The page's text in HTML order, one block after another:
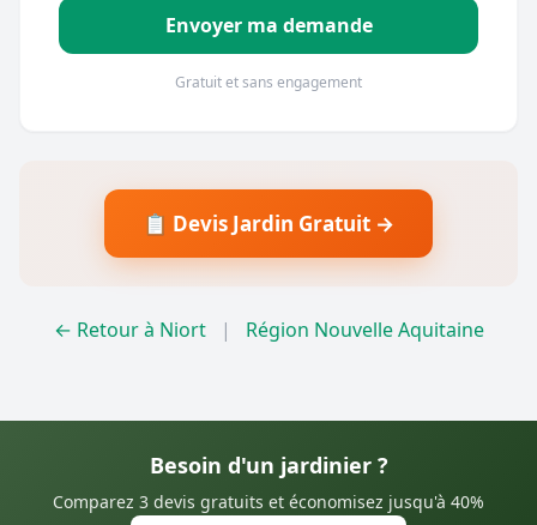
Envoyer ma demande
Gratuit et sans engagement
📋 Devis Jardin Gratuit →
← Retour à Niort | Région Nouvelle Aquitaine
Besoin d'un jardinier ?
Comparez 3 devis gratuits et économisez jusqu'à 40%